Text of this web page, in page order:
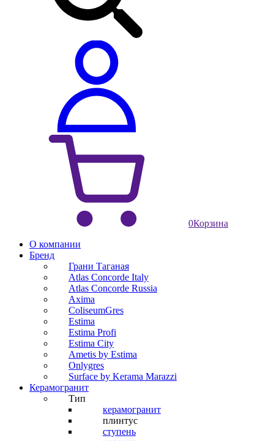
0Корзина
О компании
Бренд
Грани Таганая
Atlas Concorde Italy
Atlas Concorde Russia
Axima
ColiseumGres
Estima
Estima Profi
Estima City
Ametis by Estima
Onlygres
Surface by Kerama Marazzi
Керамогранит
Тип
керамогранит
плинтус
ступень